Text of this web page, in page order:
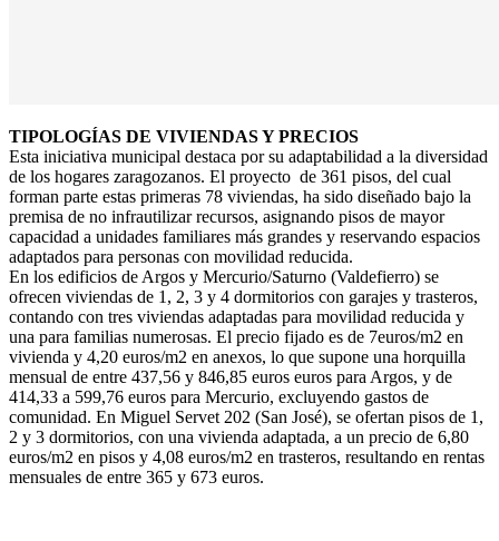
TIPOLOGÍAS DE VIVIENDAS Y PRECIOS
Esta iniciativa municipal destaca por su adaptabilidad a la diversidad
de los hogares zaragozanos. El proyecto de 361 pisos, del cual
forman parte estas primeras 78 viviendas, ha sido diseñado bajo la
premisa de no infrautilizar recursos, asignando pisos de mayor
capacidad a unidades familiares más grandes y reservando espacios
adaptados para personas con movilidad reducida.
En los edificios de Argos y Mercurio/Saturno (Valdefierro) se
ofrecen viviendas de 1, 2, 3 y 4 dormitorios con garajes y trasteros,
contando con tres viviendas adaptadas para movilidad reducida y
una para familias numerosas. El precio fijado es de 7euros/m2 en
vivienda y 4,20 euros/m2 en anexos, lo que supone una horquilla
mensual de entre 437,56 y 846,85 euros euros para Argos, y de
414,33 a 599,76 euros para Mercurio, excluyendo gastos de
comunidad. En Miguel Servet 202 (San José), se ofertan pisos de 1,
2 y 3 dormitorios, con una vivienda adaptada, a un precio de 6,80
euros/m2 en pisos y 4,08 euros/m2 en trasteros, resultando en rentas
mensuales de entre 365 y 673 euros.